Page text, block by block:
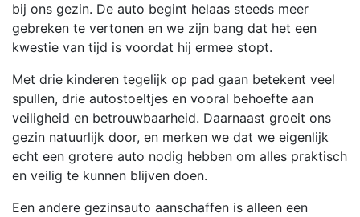
bij ons gezin. De auto begint helaas steeds meer
gebreken te vertonen en we zijn bang dat het een
kwestie van tijd is voordat hij ermee stopt.
Met drie kinderen tegelijk op pad gaan betekent veel
spullen, drie autostoeltjes en vooral behoefte aan
veiligheid en betrouwbaarheid. Daarnaast groeit ons
gezin natuurlijk door, en merken we dat we eigenlijk
echt een grotere auto nodig hebben om alles praktisch
en veilig te kunnen blijven doen.
Een andere gezinsauto aanschaffen is alleen een